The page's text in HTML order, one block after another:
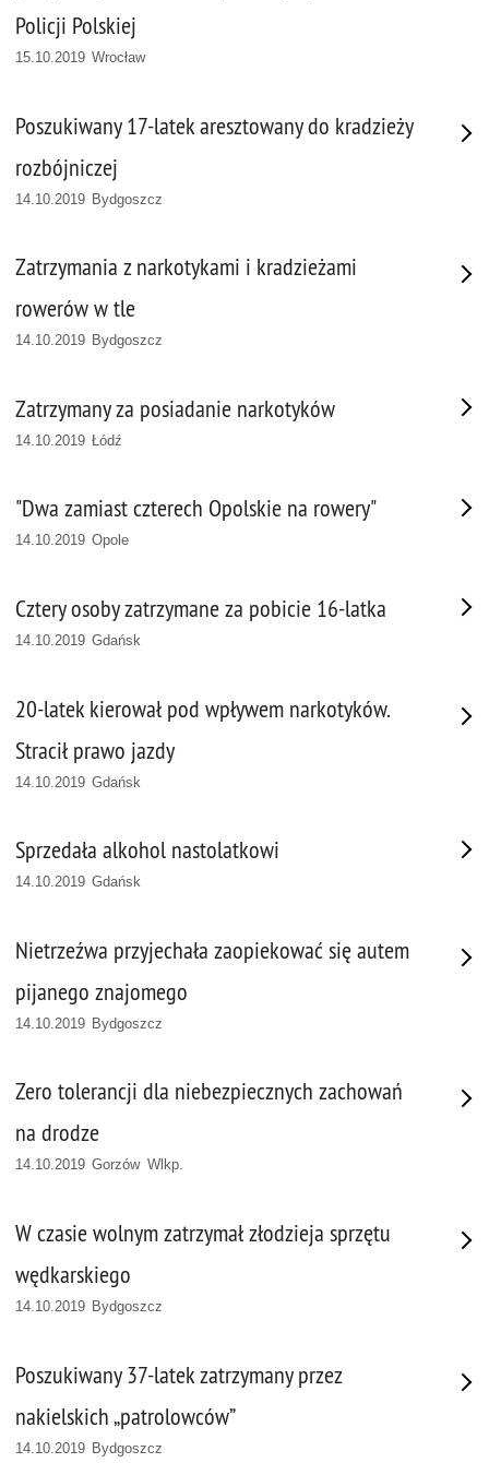
Policji Polskiej
15.10.2019 Wrocław
Poszukiwany 17-latek aresztowany do kradzieży
rozbójniczej
14.10.2019 Bydgoszcz
Zatrzymania z narkotykami i kradzieżami
rowerów w tle
14.10.2019 Bydgoszcz
Zatrzymany za posiadanie narkotyków
14.10.2019 Łódź
"Dwa zamiast czterech Opolskie na rowery"
14.10.2019 Opole
Cztery osoby zatrzymane za pobicie 16-latka
14.10.2019 Gdańsk
20-latek kierował pod wpływem narkotyków.
Stracił prawo jazdy
14.10.2019 Gdańsk
Sprzedała alkohol nastolatkowi
14.10.2019 Gdańsk
Nietrzeźwa przyjechała zaopiekować się autem
pijanego znajomego
14.10.2019 Bydgoszcz
Zero tolerancji dla niebezpiecznych zachowań
na drodze
14.10.2019 Gorzów Wlkp.
W czasie wolnym zatrzymał złodzieja sprzętu
wędkarskiego
14.10.2019 Bydgoszcz
Poszukiwany 37-latek zatrzymany przez
nakielskich „patrolowców”
14.10.2019 Bydgoszcz